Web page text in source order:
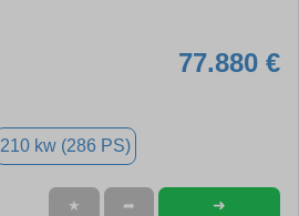
77.880 €
210 kw (286 PS)
★ ➦ ➜